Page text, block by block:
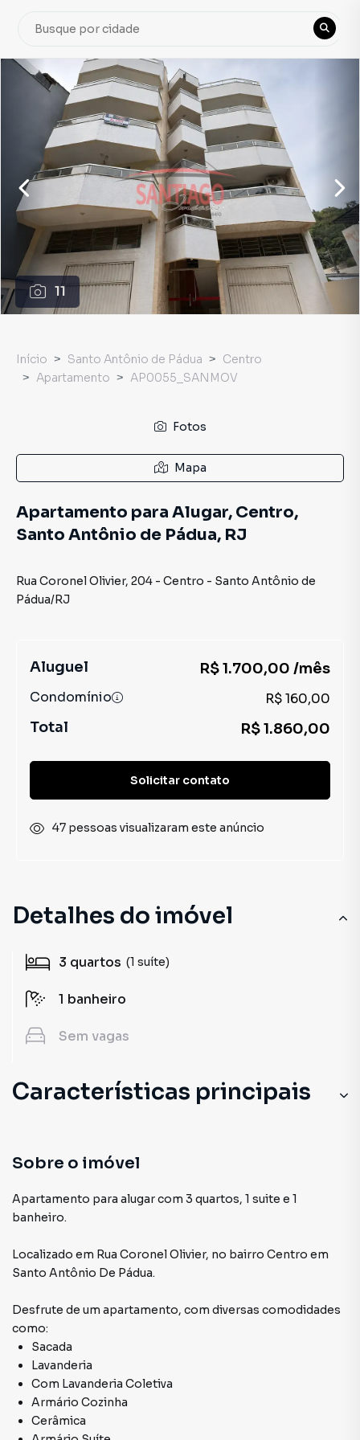
11
Detalhes do imóvel
3 quartos (1 suíte)
1 banheiro
Sem vagas
Características principais
Sobre o imóvel
Apartamento para alugar com 3 quartos, 1 suite e 1
banheiro.
Localizado em Rua Coronel Olivier, no bairro Centro em
Santo Antônio De Pádua.
Desfrute de um apartamento, com diversas comodidades
como:
Sacada
Lavanderia
Com Lavanderia Coletiva
Armário Cozinha
Cerâmica
Início Santo Antônio de Pádua
Centro
Apartamento
AP0055_SANMOV
Fotos
Mapa
Apartamento para Alugar, Centro,
Santo Antônio de Pádua, RJ
Rua Coronel Olivier, 204 - Centro - Santo Antônio de
Pádua/RJ
Aluguel R$ 1.700,00 /mês
Condomínio R$ 160,00
Total R$ 1.860,00
Solicitar contato
47 pessoas visualizaram este anúncio